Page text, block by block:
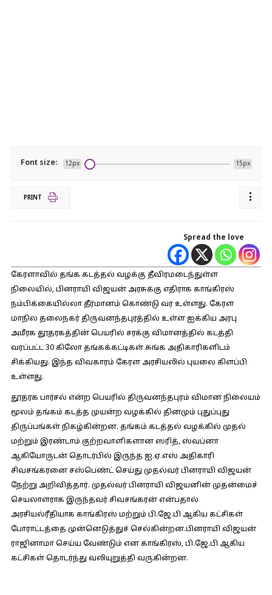
Font size: 12px 15px
PRINT
Spread the love
கேரளாவில் தங்க கடத்தல் வழக்கு தீவிரமடைந்துள்ள
நிலையில், பினராயி விஜயன் அரசுக்கு எதிராக காங்கிரஸ்
நம்பிக்கையில்லா தீர்மானம் கொண்டு வர உள்ளது. கேரள
மாநில தலைநகர் திருவனந்தபுரத்தில் உள்ள ஐக்கிய அரபு
அமீரக தூதரகத்தின் பெயரில் சரக்கு விமானத்தில் கடத்தி
வரப்பட்ட 30 கிலோ தங்கக்கட்டிகள் சுங்க அதிகாரிகளிடம்
சிக்கியது. இந்த விவகாரம் கேரள அரசியலில் புயலை கிளப்பி
உள்ளது.
தூதரக பார்சல் என்ற பெயரில் திருவனந்தபுரம் விமான நிலையம்
மூலம் தங்கம் கடத்த முயன்ற வழக்கில் தினமும் புதுப்புது
திருப்பங்கள் நிகழ்கின்றன. தங்கம் கடத்தல் வழக்கில் முதல்
மற்றும் இரண்டாம் குற்றவாளிகளான ஸரித், ஸ்வப்னா
ஆகியோருடன் தொடர்பில் இருந்த ஐ.ஏ.எஸ் அதிகாரி
சிவசங்கரனை சஸ்பெண்ட் செய்து முதல்வர் பினராயி விஜயன்
நேற்று அறிவித்தார். முதல்வர் பினராயி விஜயனின் முதன்மைச்
செயலாளராக இருந்தவர் சிவசங்கரன் என்பதால்
அரசியல்ரீதியாக காங்கிரஸ் மற்றும் பி.ஜே.பி ஆகிய கட்சிகள்
போராட்டத்தை முன்னெடுத்துச் செல்கின்றன.பினராயி விஜயன்
ராஜினாமா செய்ய வேண்டும் என காங்கிரஸ், பி.ஜே.பி ஆகிய
கட்சிகள் தொடர்ந்து வலியுறுத்தி வருகின்றன.